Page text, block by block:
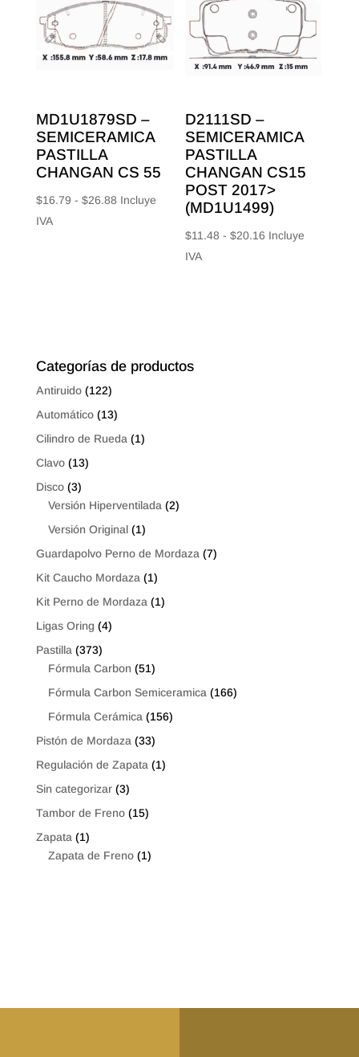
hasta
MD1U1879SD –
SEMICERAMICA
PASTILLA
CHANGAN CS 55
$16.79 - $26.88Rango
Incluye
IVA
D2111SD –
SEMICERAMICA
PASTILLA
CHANGAN CS15
POST 2017>
(MD1U1499)
$11.48 - $20.16 Rango
Incluye
IVA
Categorías de productos
Antiruido (122)
Automático (13)
Cilindro de Rueda (1)
Clavo (13)
Disco (3)
Versión Hiperventilada (2)
Versión Original (1)
Guardapolvo Perno de Mordaza (7)
Kit Caucho Mordaza (1)
Kit Perno de Mordaza (1)
Ligas Oring (4)
Pastilla (373)
Fórmula Carbon (51)
Fórmula Carbon Semiceramica (166)
Fórmula Cerámica (156)
Pistón de Mordaza (33)
Regulación de Zapata (1)
Sin categorizar (3)
Tambor de Freno (15)
Zapata (1)
Zapata de Freno (1)